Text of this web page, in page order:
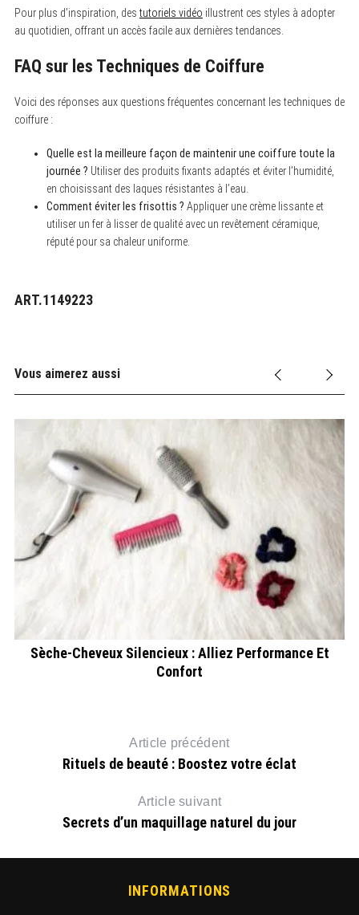
Pour plus d’inspiration, des tutoriels vidéo illustrent ces styles à adopter
au quotidien, offrant un accès facile aux dernières tendances.
FAQ sur les Techniques de Coiffure
Voici des réponses aux questions fréquentes concernant les techniques de
coiffure :
Quelle est la meilleure façon de maintenir une coiffure toute la
journée ? Utiliser des produits fixants adaptés et éviter l’humidité,
en choisissant des laques résistantes à l’eau.
Comment éviter les frisottis ? Appliquer une crème lissante et
utiliser un fer à lisser de qualité avec un revêtement céramique,
réputé pour sa chaleur uniforme.
ART.1149223
Vous aimerez aussi
Sèche-Cheveux Silencieux : Alliez Performance Et
Confort
Article précédent
Rituels de beauté : Boostez votre éclat
Article suivant
Secrets d’un maquillage naturel du jour
INFORMATIONS